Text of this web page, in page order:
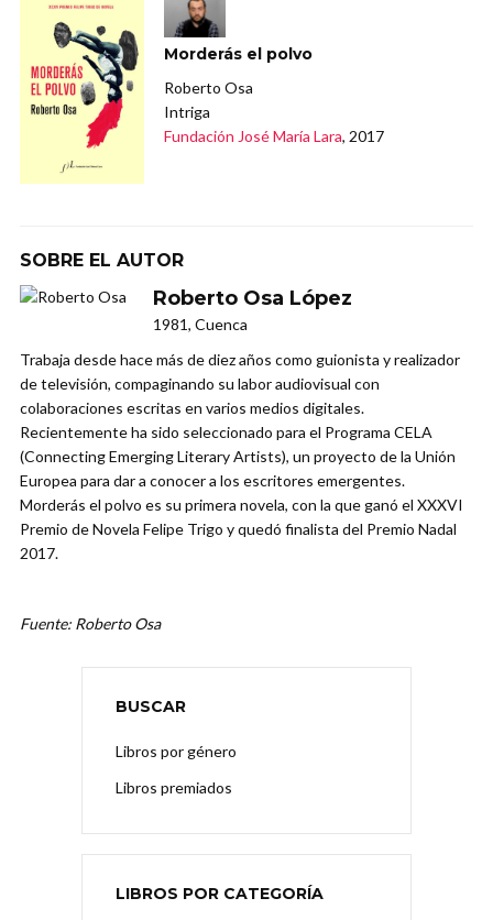
Morderás el polvo
Roberto Osa
Intriga
Fundación José María Lara, 2017
SOBRE EL AUTOR
Roberto Osa López
1981, Cuenca
Trabaja desde hace más de diez años como guionista y realizador
de televisión, compaginando su labor audiovisual con
colaboraciones escritas en varios medios digitales.
Recientemente ha sido seleccionado para el Programa CELA
(Connecting Emerging Literary Artists), un proyecto de la Unión
Europea para dar a conocer a los escritores emergentes.
Morderás el polvo es su primera novela, con la que ganó el XXXVI
Premio de Novela Felipe Trigo y quedó finalista del Premio Nadal
2017.
Fuente: Roberto Osa
BUSCAR
Libros por género
Libros premiados
LIBROS POR CATEGORÍA